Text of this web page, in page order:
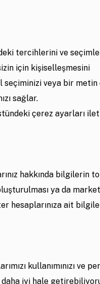
tercihlerini ve
için kişiselleşmesini
seçiminizi veya bir
sağlar.
çerez ayarları
hakkında bilgilerin
ya da market
hesaplarınıza ait
kullanımınızı ve
iyi hale